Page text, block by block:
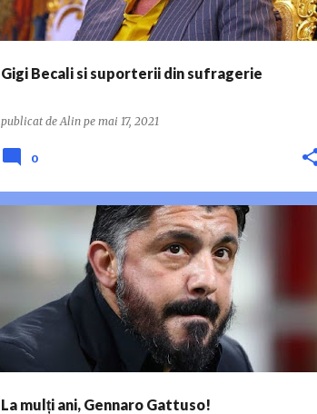
Gigi Becali si suporterii din sufragerie
publicat deAlin pe mai 17, 2021
0
La mulți ani, Gennaro Gattuso!
GENNARO GATTUSO SAN SIRO